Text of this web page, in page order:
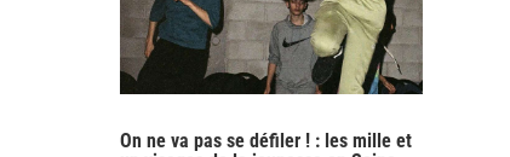
On ne va pas se défiler ! : les mille et